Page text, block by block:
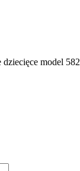
dziecięce model 582